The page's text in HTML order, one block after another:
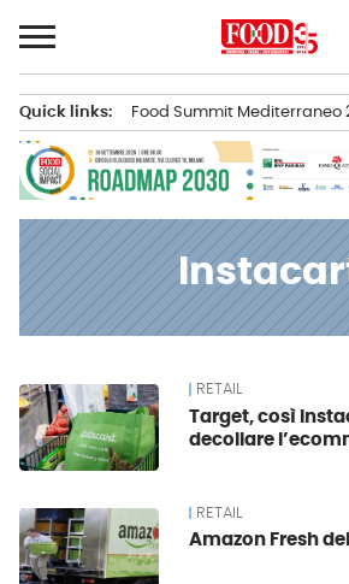
al
contenuto
principale
Quick links: Food Summit Mediterraneo
News RETAIL
Target, così
decollare
RETAIL
Amazon Fresh